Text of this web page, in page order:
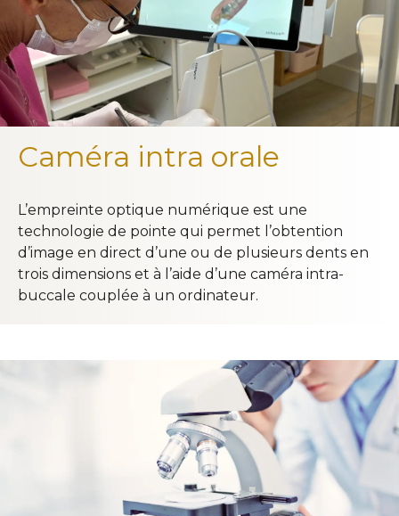
FAQ
Accès
CONTACTEZ-NOUS
03 20 00 79 78
3, Place Cormontaigne | 59000 Lille
Caméra intra orale
L’empreinte optique numérique est une
technologie de pointe qui permet l’obtention
d’image en direct d’une ou de plusieurs dents en
trois dimensions et à l’aide d’une caméra intra-
buccale couplée à un ordinateur.
Email *
Message *